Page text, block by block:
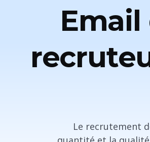
Le recrutement